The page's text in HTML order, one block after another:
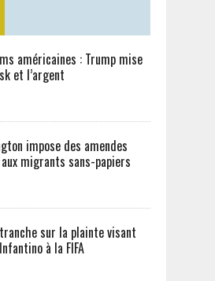
américaines : Trump mise
et l’argent
impose des amendes
migrants sans-papiers
tranche sur la plainte visant
à la FIFA